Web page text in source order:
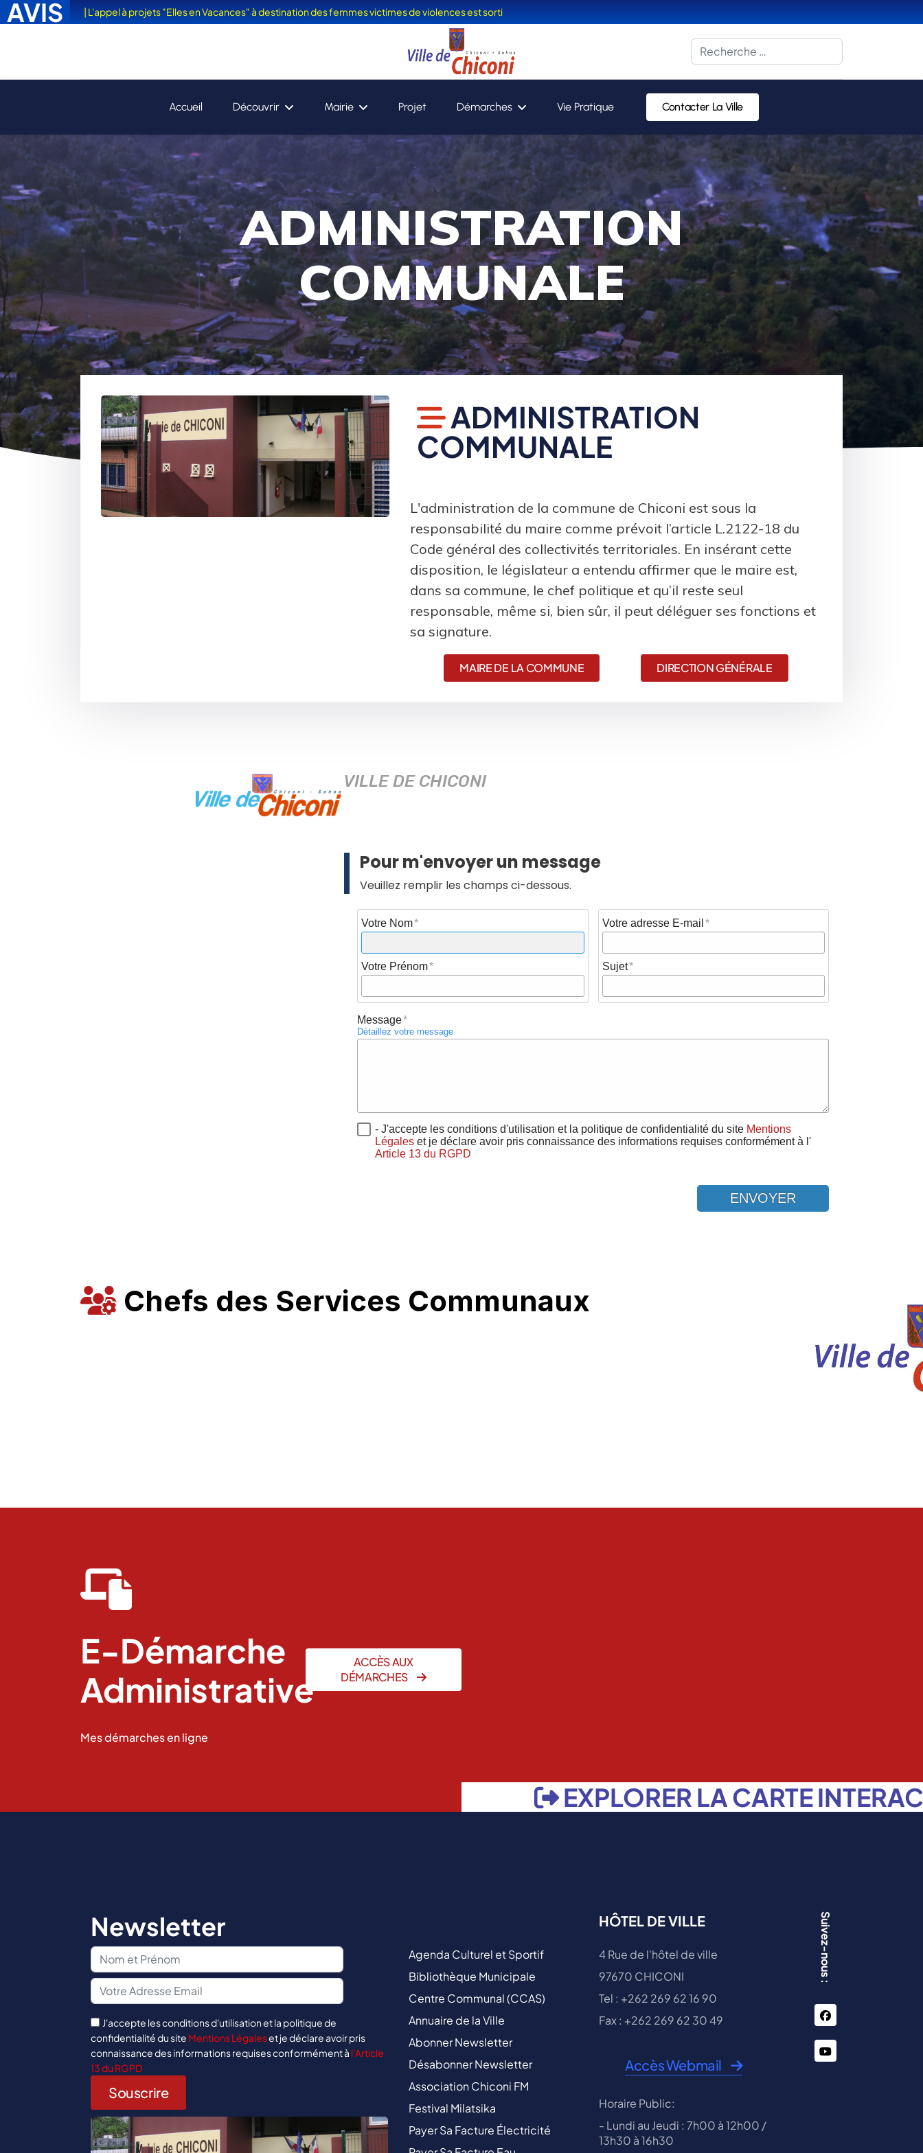
Rechercher
Accueil Découvrir Mairie Projet Démarches Vie Pratique Contacter La Ville
ADMINISTRATION
COMMUNALE
ADMINISTRATION
COMMUNALE
L'administration de la commune de Chiconi est sous la
responsabilité du maire comme prévoit l’article L.2122-18 du
Code général des collectivités territoriales. En insérant cette
disposition, le législateur a entendu affirmer que le maire est,
dans sa commune, le chef politique et qu’il reste seul
responsable, même si, bien sûr, il peut déléguer ses fonctions et
sa signature.
MAIRE DE LA COMMUNE DIRECTION GÉNÉRALE
VILLE DE CHICONI
Pour m'envoyer un message
Veuillez remplir les champs ci-dessous.
Votre Nom
Votre Prénom
Votre adresse E-mail
Sujet
Message
Détaillez votre message
- J'accepte les conditions d'utilisation et la politique de confidentialité du site Mentions
Légaleset je déclare avoir pris connaissance des informations requises conformément à l'
Article 13 du RGPD
ENVOYER
Chefs des Services Communaux
fa-
laptop-
E-Démarche
Administrative
ACCÈS AUX
DÉMARCHES
Mes démarches en ligne
EXPLORER LA CARTE
Newsletter
J'accepte les conditions d'utilisation et la politique de
confidentialité du site Mentions Légaleset je déclare avoir pris
connaissance des informations requises conformément à l’Article
13 du RGPD
Agenda Culturel et Sportif
Bibliothèque Municipale
Centre Communal (CCAS)
Annuaire de la Ville
Abonner Newsletter
Désabonner Newsletter
Association Chiconi FM
Festival Milatsika
Payer Sa Facture Électricité
HÔTEL DE VILLE
4 Rue de l'hôtel de ville
97670 CHICONI
Tel : +262 269 62 16 90
Fax : +262 269 62 30 49
Accès Webmail
Horaire Public:
- Lundi au Jeudi : 7h00 à 12h00 /
13h30 à 16h30
Suivez-nous :
facebook
You
AVIS | L'appel à projets "Elles en Vacances" à destination des femmes victimes de violences est sorti